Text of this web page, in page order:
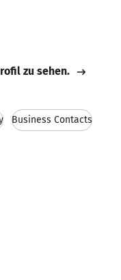
zu sehen.
Business Contacts